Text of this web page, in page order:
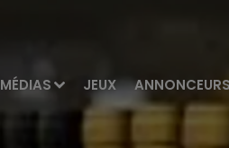
MÉDIAS JEUX ANNONCEURS